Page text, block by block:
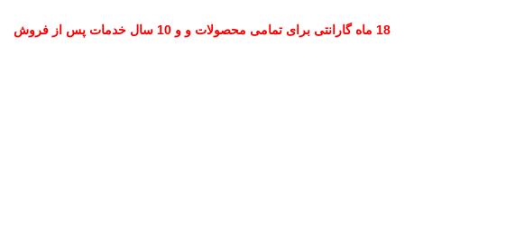
18 ماه گارانتی برای تمامی محصولات و و 10 سال خدمات پس از فروش